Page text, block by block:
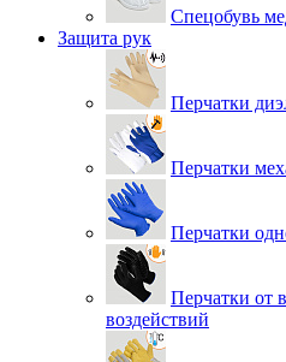
Спецобувь
Защита рук
Перчатки
Перчатки
Перчатки
Перчатки от
воздействий